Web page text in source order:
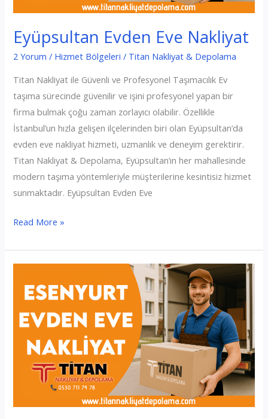
Eyüpsultan Evden Eve Nakliyat
2 Yorum / Hizmet Bölgeleri / Titan Nakliyat & Depolama
Titan Nakliyat ile Güvenli ve Profesyonel Taşımacılık Ev
taşıma sürecinde güvenilir ve işini profesyonel yapan bir
firma bulmak çoğu zaman zorlayıcı olabilir. Özellikle
İstanbul’un hızla gelişen ilçelerinden biri olan Eyüpsultan’da
evden eve nakliyat hizmeti, uzmanlık ve deneyim gerektirir.
Titan Nakliyat & Depolama, Eyüpsultan’ın her mahallesinde
modern taşıma yöntemleriyle müşterilerine kesintisiz hizmet
sunmaktadır. Eyüpsultan Evden Eve
Eyüpsultan
Eve
Read More »